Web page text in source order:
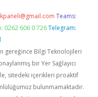
Teams:
0262 606 0 726 Telegram:
gereğince Bilgi Teknolojileri
bir Yer Sağlayıcı
sitedeki içerikleri proaktif
bulunmamaktadır.